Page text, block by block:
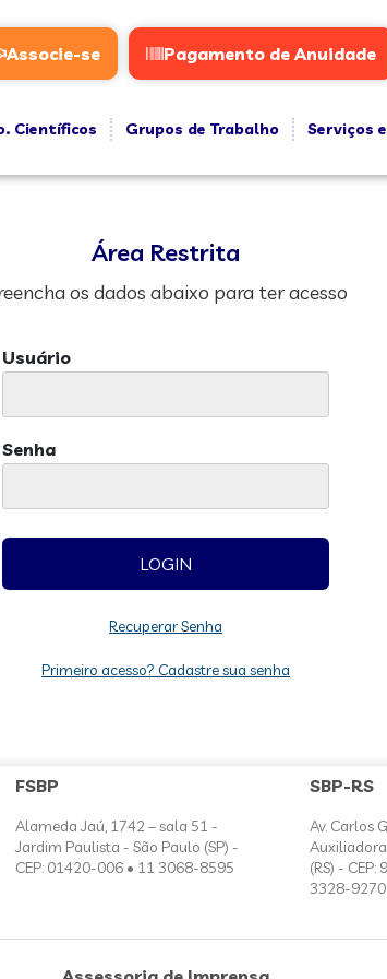
Associe-se Pagamento de Anuidade
Científicos Grupos de Trabalho Serviços
Área Restrita
os dados abaixo para ter acesso
Usuário
Senha
Recuperar Senha
Primeiro acesso? Cadastre sua senha
FSBP
Alameda Jaú, 1742 – sala 51 -
Jardim Paulista - São Paulo (SP) -
CEP: 01420-006 • 11 3068-8595
SBP-RS
Av. Carlos
(RS) -
3328-